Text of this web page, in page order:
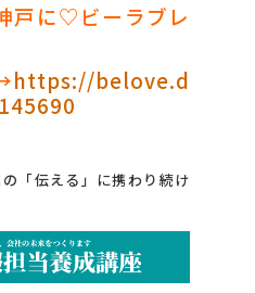
戸に♡ビーラブレ
https://belove.d
「伝える」に携わり続け